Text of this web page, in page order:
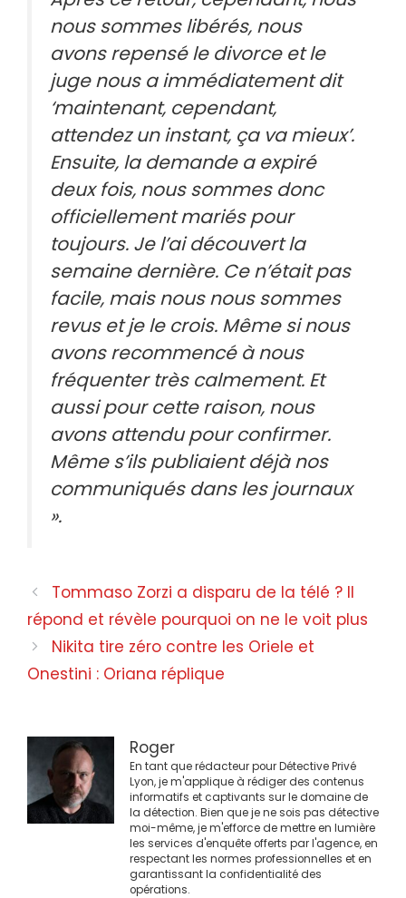
nous sommes libérés, nous
avons repensé le divorce et le
juge nous a immédiatement dit
‘maintenant, cependant,
attendez un instant, ça va mieux’.
Ensuite, la demande a expiré
deux fois, nous sommes donc
officiellement mariés pour
toujours. Je l’ai découvert la
semaine dernière. Ce n’était pas
facile, mais nous nous sommes
revus et je le crois. Même si nous
avons recommencé à nous
fréquenter très calmement. Et
aussi pour cette raison, nous
avons attendu pour confirmer.
Même s’ils publiaient déjà nos
communiqués dans les journaux
».
Navigation
des
articles
Tommaso Zorzi a disparu de la télé ? Il
répond et révèle pourquoi on ne le voit plus
Nikita tire zéro contre les Oriele et
Onestini : Oriana réplique
Roger
En tant que rédacteur pour Détective Privé
Lyon, je m'applique à rédiger des contenus
informatifs et captivants sur le domaine de
la détection. Bien que je ne sois pas détective
moi-même, je m'efforce de mettre en lumière
les services d'enquête offerts par l'agence, en
respectant les normes professionnelles et en
garantissant la confidentialité des
opérations.